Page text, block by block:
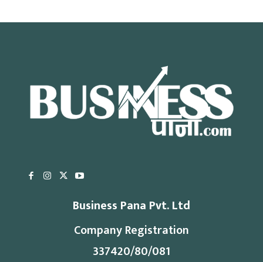
Business Pana Pvt. Ltd
Company Registration
337420/80/081